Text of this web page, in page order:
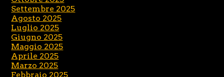
Settembre 2025
Agosto 2025
Luglio 2025
Giugno 2025
Maggio 2025
Aprile 2025
Marzo 2025
Febbraio 2025